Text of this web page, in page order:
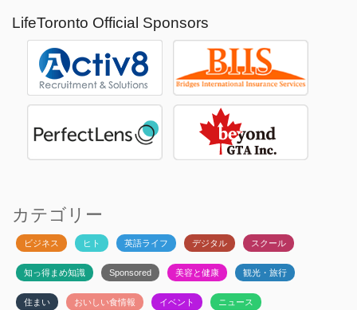
LifeToronto Official Sponsors
カテゴリー
ビジネス ヒト 英語ライフ デジタル スクール
知っ得まめ知識 Sponsored 美容と健康 観光・旅行
住まい おいしい食情報 イベント ニュース